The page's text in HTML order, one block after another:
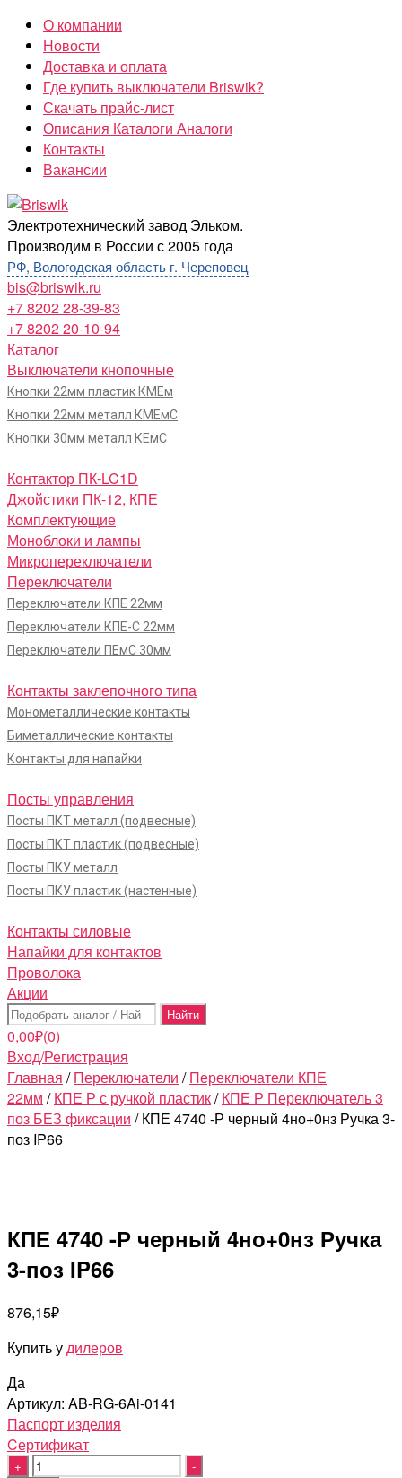
Перейти
содержимому
О компании
Новости
Доставка и оплата
Где купить выключатели Briswik?
Скачать прайс-лист
Описания Каталоги Аналоги
Контакты
Вакансии
Briswik
Электротехнический завод Эльком.
Производим в России с 2005 года
РФ, Вологодская область г. Череповец
bis@briswik.ru
+7 8202 28-39-83
+7 8202 20-10-94
Каталог
Выключатели кнопочные
Кнопки 22мм пластик КМЕм
Кнопки 22мм металл КМЕмС
Кнопки 30мм металл КЕмС
Контактор ПК-LC1D
Джойстики ПК-12, КПЕ
Комплектующие
Моноблоки и лампы
Микропереключатели
Переключатели
Переключатели КПЕ 22мм
Переключатели КПЕ-С 22мм
Переключатели ПЕмС 30мм
Контакты заклепочного типа
Монометаллические контакты
Биметаллические контакты
Контакты для напайки
Посты управления
Посты ПКТ металл (подвесные)
Посты ПКТ пластик (подвесные)
Посты ПКУ металл
Посты ПКУ пластик (настенные)
Контакты силовые
Напайки для контактов
Проволока
Акции
Поиск:
0,00₽(0)
Вход/Регистрация
Главная /Переключатели /Переключатели КПЕ
22мм /КПЕ Р с ручкой пластик/КПЕ Р Переключатель 3
поз БЕЗ фиксации / КПЕ 4740 -Р черный 4но+0нз Ручка 3-
поз IP66
КПЕ 4740 -Р черный 4но+0нз Ручка
3-поз IP66
876,15₽
Купить удилеров
Да
Артикул: AB-RG-6Ai-0141
Паспорт изделия
Cертификат
Quantity